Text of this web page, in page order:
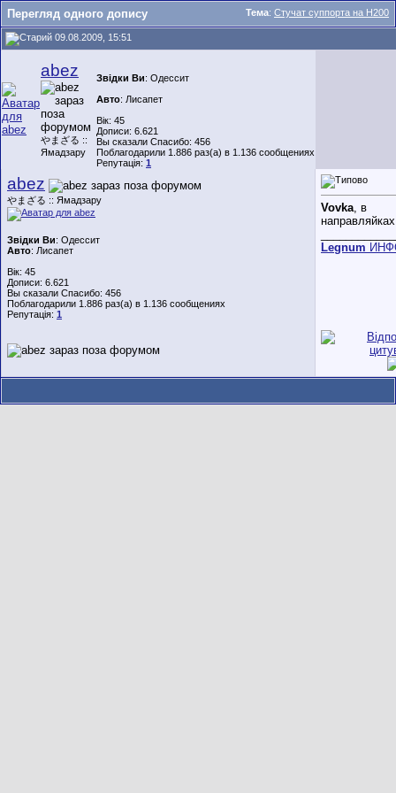
Тема: Стучат суппорта на H200
Перегляд одного допису
09.08.2009, 15:51
abez
やまざる ::
Ямадзару
Звідки Ви: Одессит
Авто: Лисапет
Вік: 45
Дописи: 6.621
Вы сказали Спасибо: 456
Поблагодарили 1.886 раз(а) в 1.136 сообщениях
Репутація: 1
abez
やまざる :: Ямадзару
Звідки Ви: Одессит
Авто: Лисапет
Вік: 45
Дописи: 6.621
Вы сказали Спасибо: 456
Поблагодарили 1.886 раз(а) в 1.136 сообщениях
Репутація: 1
Vovka, в
Legnum